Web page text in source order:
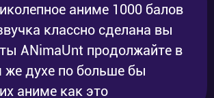
аниме 1000 балов
классно сделана вы
ANimaUnt продолжайте в
же духе по больше бы
аниме как это